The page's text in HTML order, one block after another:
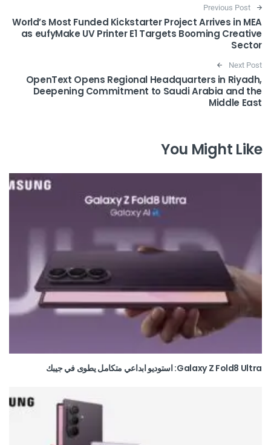
Post navigation
Previous Post
World’s Most Funded Kickstarter Project Arrives in MEA
as eufyMake UV Printer E1 Targets Booming Creative
Sector
Next Post
OpenText Opens Regional Headquarters in Riyadh,
Deepening Commitment to Saudi Arabia and the
Middle East
You Might Like
Galaxy Z Fold8 Ultra: استوديو ابداعي متكامل يطوى في جيبك